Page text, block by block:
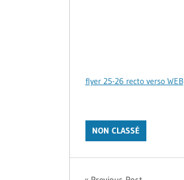
flyer 25-26 recto verso WEB
NON CLASSÉ